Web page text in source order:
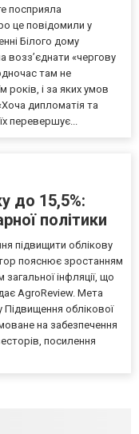
посприяла
це повідомили у
Білого дому
«чергову
там не
років, і за яких умов
дипломатія та
перевершує...
до 15,5%:
політики
підвищити облікову
пояснює зростанням
інфляції, що
AgroReview. Мета
облікової
на забезпечення
посилення